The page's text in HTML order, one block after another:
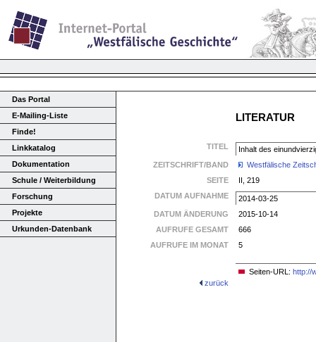
Das Portal
E-Mailing-Liste
Finde!
Linkkatalog
Dokumentation
Schule / Weiterbildung
Forschung
Projekte
Urkunden-Datenbank
LITERATUR
TITEL
Inhalt des
ZEITSCHRIFT/BAND
Westfälische
SEITE
II, 219
DATUM AUFNAHME
2014-03-25
DATUM ÄNDERUNG
2015-10-14
AUFRUFE GESAMT
666
AUFRUFE IM MONAT
5
Seiten-URL: http://
zurück